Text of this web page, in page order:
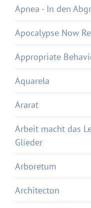
Apnea - In den
Apocalypse Now
Appropriate
Aquarela
Ararat
Arbeit macht das
Glieder
Arboretum
Architecton